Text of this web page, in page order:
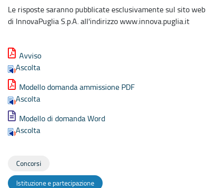
Le risposte saranno pubblicate esclusivamente sul sito web
di InnovaPuglia S.p.A. all'indirizzo www.innova.puglia.it
Avviso
Ascolta
Modello domanda ammissione PDF
Ascolta
Modello di domanda Word
Ascolta
Concorsi
Istituzione e partecipazione